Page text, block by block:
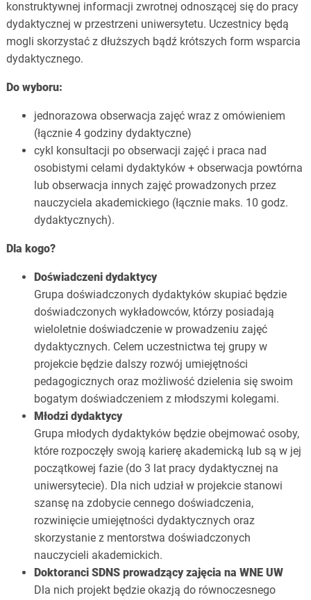
konstruktywnej informacji zwrotnej odnoszącej się do pracy
dydaktycznej w przestrzeni uniwersytetu. Uczestnicy będą
mogli skorzystać z dłuższych bądź krótszych form wsparcia
dydaktycznego.
Do wyboru:
jednorazowa obserwacja zajęć wraz z omówieniem
(łącznie 4 godziny dydaktyczne)
cykl konsultacji po obserwacji zajęć i praca nad
osobistymi celami dydaktyków + obserwacja powtórna
lub obserwacja innych zajęć prowadzonych przez
nauczyciela akademickiego (łącznie maks. 10 godz.
dydaktycznych).
Dla kogo?
Doświadczeni dydaktycy
Grupa doświadczonych dydaktyków skupiać będzie
doświadczonych wykładowców, którzy posiadają
wieloletnie doświadczenie w prowadzeniu zajęć
dydaktycznych. Celem uczestnictwa tej grupy w
projekcie będzie dalszy rozwój umiejętności
pedagogicznych oraz możliwość dzielenia się swoim
bogatym doświadczeniem z młodszymi kolegami.
Młodzi dydaktycy
Grupa młodych dydaktyków będzie obejmować osoby,
które rozpoczęły swoją karierę akademicką lub są w jej
początkowej fazie (do 3 lat pracy dydaktycznej na
uniwersytecie). Dla nich udział w projekcie stanowi
szansę na zdobycie cennego doświadczenia,
rozwinięcie umiejętności dydaktycznych oraz
skorzystanie z mentorstwa doświadczonych
nauczycieli akademickich.
Doktoranci SDNS prowadzący zajęcia na WNE UW
Dla nich projekt będzie okazją do równoczesnego